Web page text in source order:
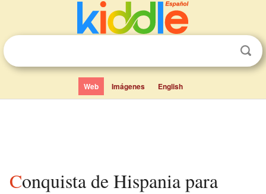
Web Imágenes English
Conquista de Hispania para